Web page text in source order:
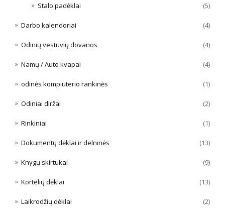
Stalo padėklai (5)
Darbo kalendoriai (4)
Odinių vestuvių dovanos (4)
Namų / Auto kvapai (4)
odinės kompiuterio rankinės (1)
Odiniai diržai (2)
Rinkiniai (1)
Dokumentų dėklai ir delninės (13)
Knygų skirtukai (9)
Kortelių dėklai (13)
Laikrodžių dėklai (2)